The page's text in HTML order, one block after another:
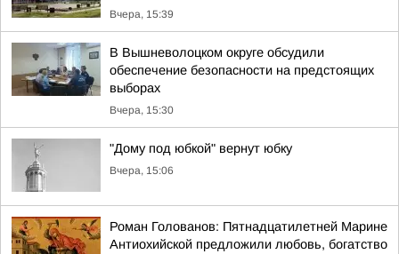
Вчера, 15:39
В Вышневолоцком округе обсудили
обеспечение безопасности на предстоящих
выборах
Вчера, 15:30
"Дому под юбкой" вернут юбку
Вчера, 15:06
Роман Голованов: Пятнадцатилетней Марине
Антиохийской предложили любовь, богатство